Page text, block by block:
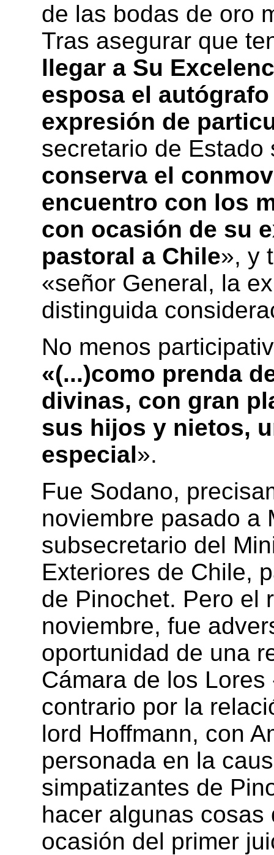
de las bodas de oro
Tras asegurar que
llegar a Su
esposa el
expresión de
secretario de Estado
conserva el
encuentro con los
con ocasión de su
pastoral a Chile», y
«señor General, la
distinguida
No menos
«(...)como prenda
divinas, con gran
sus hijos y nietos,
especial».
Fue Sodano,
noviembre pasado a
subsecretario del
Exteriores de Chile,
de Pinochet. Pero el
noviembre, fue
oportunidad de una
Cámara de los
contrario por la
lord Hoffmann, con
personada en la
simpatizantes de
hacer algunas
ocasión del primer